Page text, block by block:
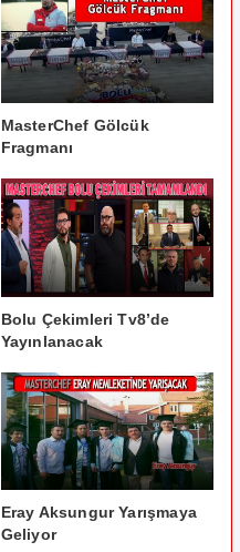
MasterChef Gölcük
Fragmanı
Bolu Çekimleri Tv8’de
Yayınlanacak
Eray Aksungur Yarışmaya
Geliyor